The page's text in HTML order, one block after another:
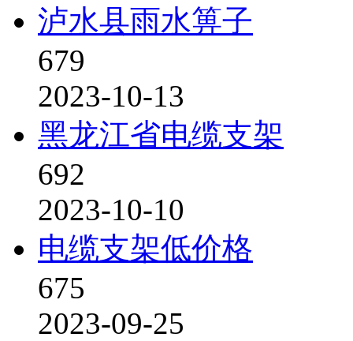
泸水县雨水箅子
679
2023-10-13
黑龙江省电缆支架
692
2023-10-10
电缆支架低价格
675
2023-09-25